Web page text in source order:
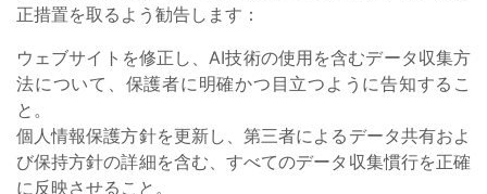
正措置を取るよう勧告します：
ウェブサイトを修正し、AI技術の使用を含むデータ収集方
法について、保護者に明確かつ目立つように告知するこ
と。
個人情報保護方針を更新し、第三者によるデータ共有およ
び保持方針の詳細を含む、すべてのデータ収集慣行を正確
に反映させること。